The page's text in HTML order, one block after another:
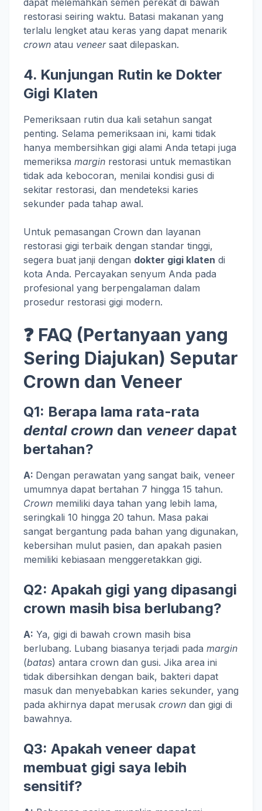
dapat melemahkan semen perekat di bawah
restorasi seiring waktu. Batasi makanan yang
terlalu lengket atau keras yang dapat menarik
crown atau veneer saat dilepaskan.
4. Kunjungan Rutin ke Dokter
Gigi Klaten
Pemeriksaan rutin dua kali setahun sangat
penting. Selama pemeriksaan ini, kami tidak
hanya membersihkan gigi alami Anda tetapi juga
memeriksa margin restorasi untuk memastikan
tidak ada kebocoran, menilai kondisi gusi di
sekitar restorasi, dan mendeteksi karies
sekunder pada tahap awal.
Untuk pemasangan Crown dan layanan
restorasi gigi terbaik dengan standar tinggi,
segera buat janji dengan dokter gigi klaten di
kota Anda. Percayakan senyum Anda pada
profesional yang berpengalaman dalam
prosedur restorasi gigi modern.
❓ FAQ (Pertanyaan yang
Sering Diajukan) Seputar
Crown dan Veneer
Q1: Berapa lama rata-rata
dental crown dan veneer dapat
bertahan?
A: Dengan perawatan yang sangat baik, veneer
umumnya dapat bertahan 7 hingga 15 tahun.
Crown memiliki daya tahan yang lebih lama,
seringkali 10 hingga 20 tahun. Masa pakai
sangat bergantung pada bahan yang digunakan,
kebersihan mulut pasien, dan apakah pasien
memiliki kebiasaan menggeretakkan gigi.
Q2: Apakah gigi yang dipasangi
crown masih bisa berlubang?
A: Ya, gigi di bawah crown masih bisa
berlubang. Lubang biasanya terjadi pada margin
(batas) antara crown dan gusi. Jika area ini
tidak dibersihkan dengan baik, bakteri dapat
masuk dan menyebabkan karies sekunder, yang
pada akhirnya dapat merusak crown dan gigi di
bawahnya.
Q3: Apakah veneer dapat
membuat gigi saya lebih
sensitif?